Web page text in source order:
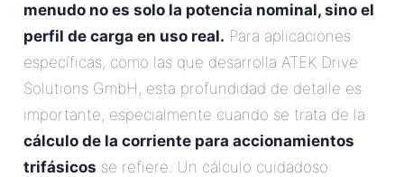
menudo no es solo la potencia nominal, sino el
perfil de carga en uso real. Para aplicaciones
específicas, como las que desarrolla ATEK Drive
Solutions GmbH, esta profundidad de detalle es
importante, especialmente cuando se trata de la
cálculo de la corriente para accionamientos
trifásicos se refiere. Un cálculo cuidadoso